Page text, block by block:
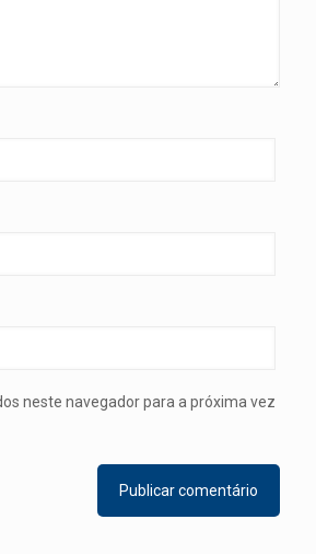
neste navegador para a próxima vez